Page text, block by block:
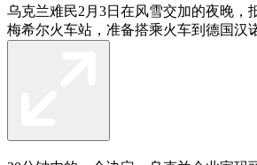
乌克兰难民2月3日在风雪交加的夜晚，
梅希尔火车站，准备搭乘火车到德国汉